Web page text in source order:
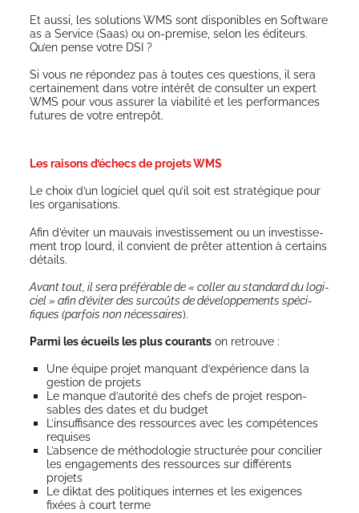
Et aus­si, les solu­tions WMS sont dis­po­nibles en Soft­ware
as a Ser­vice (Saas) ou on-pre­mise, selon les édi­teurs.
Qu’en pense votre DSI ?
Si vous ne répon­dez pas à toutes ces ques­tions, il sera
cer­tai­ne­ment dans votre inté­rêt de consul­ter un expert
WMS pour vous assu­rer la via­bi­li­té et les per­for­mances
futures de votre entrepôt.
Les raisons d’échecs de projets WMS
Le choix d’un logi­ciel quel qu’il soit est stra­té­gique pour
les organisations.
Afin d’é­vi­ter un mau­vais inves­tis­se­ment ou un inves­tis­se­
ment trop lourd, il convient de prê­ter atten­tion à cer­tains
détails.
Avant tout, il sera préfé­rable de « col­ler au stan­dard du logi­
ciel » afin d’é­vi­ter des sur­coûts de déve­lop­pe­ments spé­ci­
fiques (par­fois non néces­saires).
Par­mi les écueils les plus cou­rantson retrouve :
Une équipe pro­jet man­quant d’expérience dans la
ges­tion de projets
Le manque d’au­to­ri­té des chefs de pro­jet res­pon­
sables des dates et du budget
L’in­suf­fi­sance des res­sources avec les com­pé­tences
requises
L’ab­sence de métho­do­lo­gie struc­tu­rée pour conci­lier
les enga­ge­ments des res­sources sur dif­fé­rents
projets
Le dik­tat des poli­tiques internes et les exi­gences
fixées à court terme